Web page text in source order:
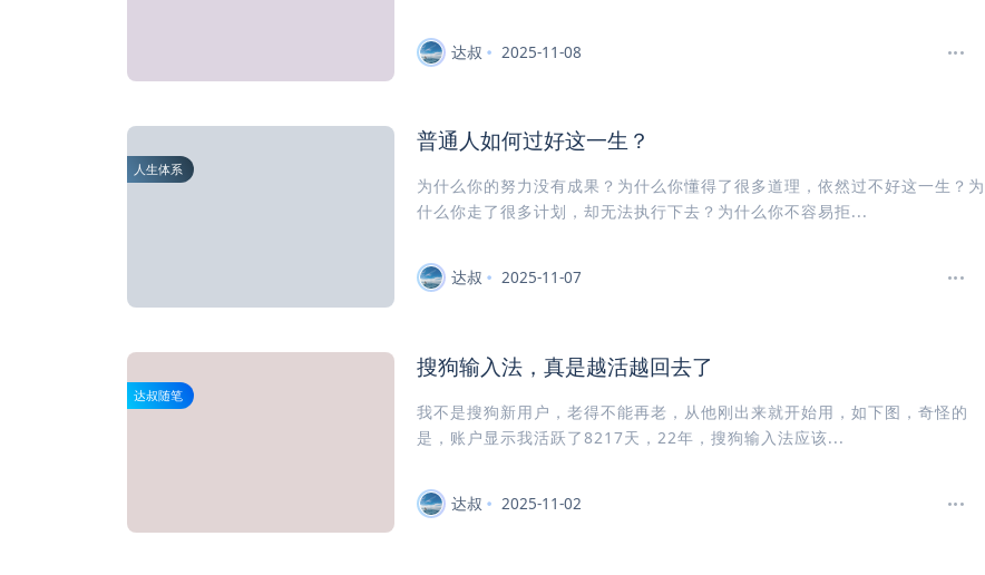
达叔 2025-11-08
人生体系
普通人如何过好这一生？
为什么你的努力没有成果？为什么你懂得了很多道理，依然过不好这一生？为
什么你走了很多计划，却无法执行下去？为什么你不容易拒...
达叔 2025-11-07
达叔随笔
搜狗输入法，真是越活越回去了
我不是搜狗新用户，老得不能再老，从他刚出来就开始用，如下图，奇怪的
是，账户显示我活跃了8217天，22年，搜狗输入法应该...
达叔 2025-11-02